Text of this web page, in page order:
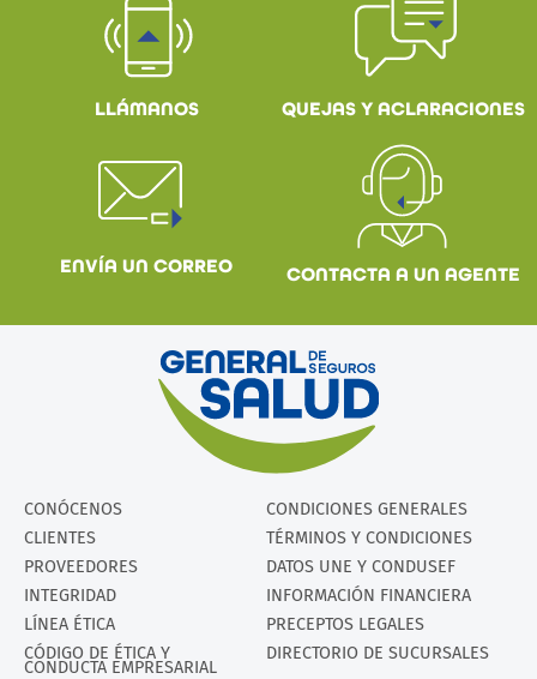
LLÁMANOS QUEJAS Y ACLARACIONES
ENVÍA UN CORREO CONTACTA A UN AGENTE
CONÓCENOS
CLIENTES
PROVEEDORES
INTEGRIDAD
LÍNEA ÉTICA
CÓDIGO DE ÉTICA Y
CONDUCTA EMPRESARIAL
CONDICIONES GENERALES
TÉRMINOS Y CONDICIONES
DATOS UNE Y CONDUSEF
INFORMACIÓN FINANCIERA
PRECEPTOS LEGALES
DIRECTORIO DE SUCURSALES